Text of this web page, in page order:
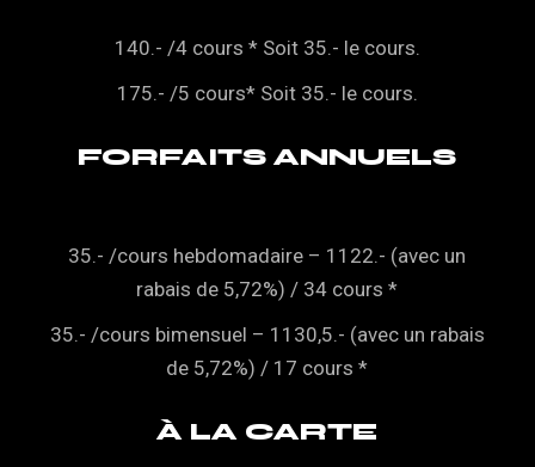
140.- /4 cours * Soit 35.- le cours.
175.- /5 cours* Soit 35.- le cours.
FORFAITS ANNUELS
35.- /cours hebdomadaire – 1122.- (avec un
rabais de 5,72%) / 34 cours *
35.- /cours bimensuel – 1130,5.- (avec un rabais
de 5,72%) / 17 cours *
À LA CARTE